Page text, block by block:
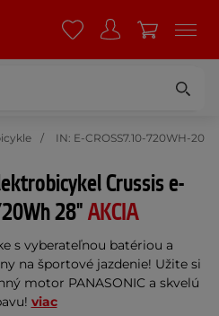
IN: E-CROSS7.10-720WH-20
Crussis e-
28"AKCIA
s vyberateľnou batériou a
na športové jazdenie! Užite si
motor PANASONIC a skvelú
viac